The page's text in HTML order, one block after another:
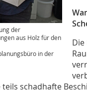
der
aus Holz für den
in der
Die
schadhafte